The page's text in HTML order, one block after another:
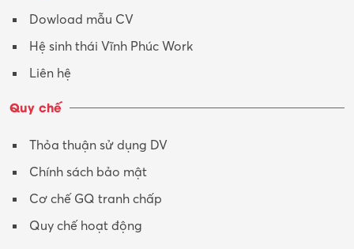
Tư vấn – Kiến trúc
Y tế-Dược
Dowload mẫu CV
Hệ sinh thái Vĩnh Phúc Work
Liên hệ
Quy chế
Thỏa thuận sử dụng DV
Chính sách bảo mật
Cơ chế GQ tranh chấp
Quy chế hoạt động